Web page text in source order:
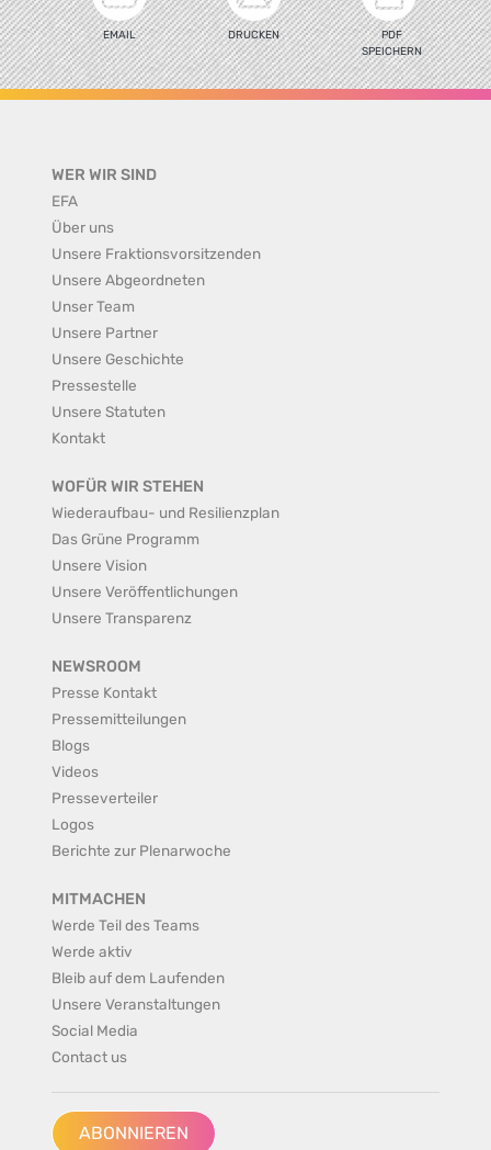
EMAIL DRUCKEN
PDF
SPEICHERN
WER WIR SIND
EFA
Über uns
Unsere Fraktionsvorsitzenden
Unsere Abgeordneten
Unser Team
Unsere Partner
Unsere Geschichte
Pressestelle
Unsere Statuten
Kontakt
WOFÜR WIR STEHEN
Wiederaufbau- und Resilienzplan
Das Grüne Programm
Unsere Vision
Unsere Veröffentlichungen
Unsere Transparenz
NEWSROOM
Presse Kontakt
Pressemitteilungen
Blogs
Videos
Presseverteiler
Logos
Berichte zur Plenarwoche
MITMACHEN
Werde Teil des Teams
Werde aktiv
Bleib auf dem Laufenden
Unsere Veranstaltungen
Social Media
Contact us
ABONNIEREN